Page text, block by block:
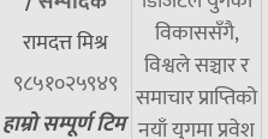
रामदत्त मिश्र
९८५१०२५९४९
हाम्रो सम्पूर्ण टिम
विकाससँगै,
विश्वले सञ्चार र
समाचार प्राप्तिको
नयाँ युगमा प्रवेश